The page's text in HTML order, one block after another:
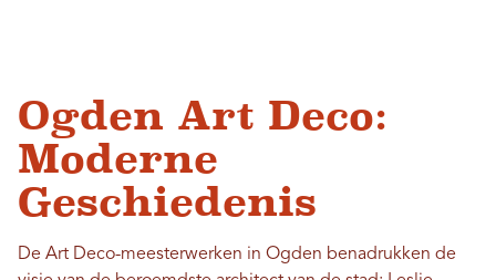
Ogden Art Deco:
Moderne
Geschiedenis
De Art Deco-meesterwerken in Ogden benadrukken de